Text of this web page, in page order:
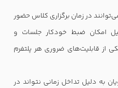
در زمان برگزاری کلاس حضور
امکان ضبط خودکار جلسات و
از قابلیت‌های ضروری هر پلتفرم
به دلیل تداخل زمانی نتواند در